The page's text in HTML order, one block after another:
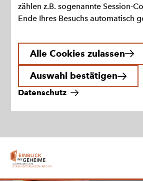
zählen z.B. sogenannte Session-
Ende Ihres Besuchs automatisch
Alle Cookies zulassen
Auswahl bestätigen
Datenschutz
Zur
Startseite